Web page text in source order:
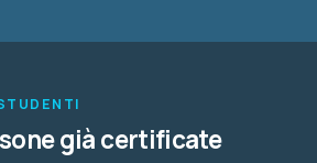
già certificate